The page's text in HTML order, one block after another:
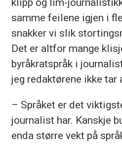
samme feilene igjen i
snakker vi slik
Det er altfor mange
byråkratspråk i
jeg redaktørene ikke tar
– Språket er det
journalist har. Kanskje
enda større vekt på